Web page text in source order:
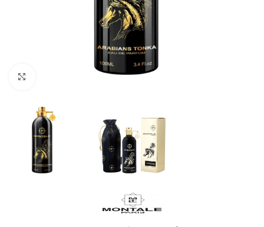
CLICK TO ENLARGE